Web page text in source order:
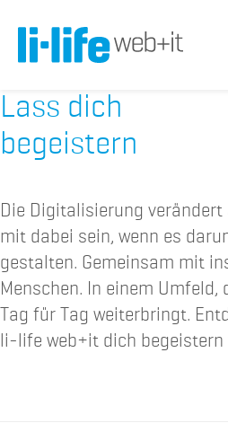
Lass dich
begeistern
Die Digitalisierung
mit dabei sein, wenn es
gestalten. Gemeinsam mit
Menschen. In einem Umfeld,
Tag für Tag weiterbringt.
li-life web+it dich begeistern